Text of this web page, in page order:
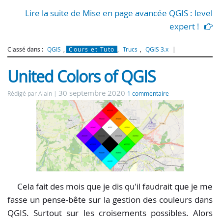
Lire la suite de Mise en page avancée QGIS : level
expert !
Classé dans : QGIS Cours et Tuto Trucs QGIS 3.x
United Colors of QGIS
Rédigé par Alain 30 septembre 2020 1 commentaire
Cela fait des mois que je dis qu'il faudrait que je me
fasse un pense-bête sur la gestion des couleurs dans
QGIS. Surtout sur les croisements possibles. Alors